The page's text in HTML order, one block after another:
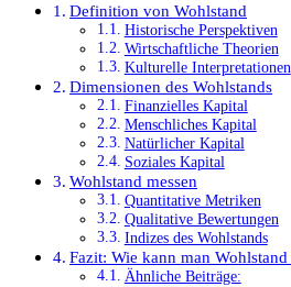
Definition von Wohlstand
Historische Perspektiven
Wirtschaftliche Theorien
Kulturelle Interpretationen
Dimensionen des Wohlstands
Finanzielles Kapital
Menschliches Kapital
Natürlicher Kapital
Soziales Kapital
Wohlstand messen
Quantitative Metriken
Qualitative Bewertungen
Indizes des Wohlstands
Fazit: Wie kann man
Ähnliche Beiträge: